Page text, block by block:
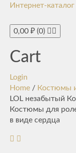
Интернет-каталог
0,00 ₽ (0)
Cart
Login
Home / Костюмы
LOL незабытый
Костюмы для
в виде сердца